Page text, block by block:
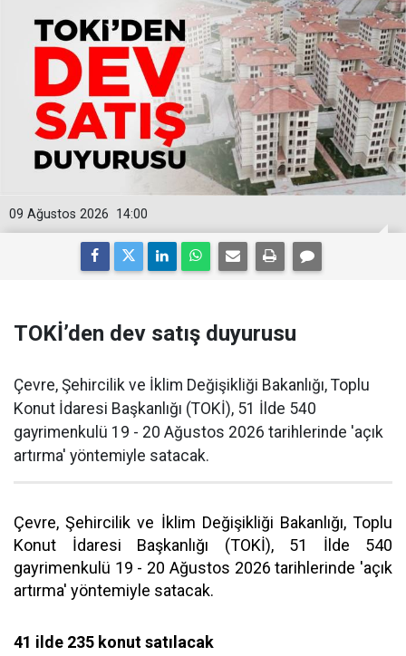
14:00
09 Ağustos 2026
TOKİ’den dev satış duyurusu
Çevre, Şehircilik ve İklim Değişikliği Bakanlığı, Toplu
Konut İdaresi Başkanlığı (TOKİ), 51 İlde 540
gayrimenkulü 19 - 20 Ağustos 2026 tarihlerinde 'açık
artırma' yöntemiyle satacak.
Çevre, Şehircilik ve İklim Değişikliği Bakanlığı, Toplu
Konut İdaresi Başkanlığı (TOKİ), 51 İlde 540
gayrimenkulü 19 - 20 Ağustos 2026 tarihlerinde 'açık
artırma' yöntemiyle satacak.
41 ilde 235 konut satılacak